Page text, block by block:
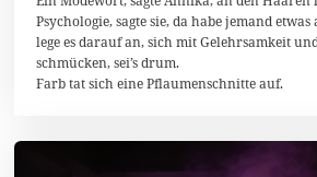
Psychologie, sagte sie, da habe jemand
lege es darauf an, sich mit Gelehrsamkeit
schmücken, sei’s drum.
Farb tat sich eine Pflaumenschnitte auf.